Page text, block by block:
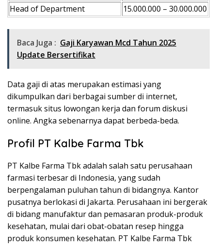
Head of Department
15.000.000 – 30.000.000
Baca Juga : Gaji Karyawan Mcd Tahun 2025
Update Bersertifikat
Data gaji di atas merupakan estimasi yang
dikumpulkan dari berbagai sumber di internet,
termasuk situs lowongan kerja dan forum diskusi
online. Angka sebenarnya dapat berbeda-beda.
Profil PT Kalbe Farma Tbk
PT Kalbe Farma Tbk adalah salah satu perusahaan
farmasi terbesar di Indonesia, yang sudah
berpengalaman puluhan tahun di bidangnya. Kantor
pusatnya berlokasi di Jakarta. Perusahaan ini bergerak
di bidang manufaktur dan pemasaran produk-produk
kesehatan, mulai dari obat-obatan resep hingga
produk konsumen kesehatan. PT Kalbe Farma Tbk